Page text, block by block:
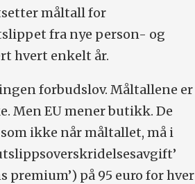
måltall for
fra nye person- og
hvert enkelt år.
forbudslov. Måltallene er
Men EU mener butikk. De
ikke når måltallet, må i
premium’) på 95 euro for hver